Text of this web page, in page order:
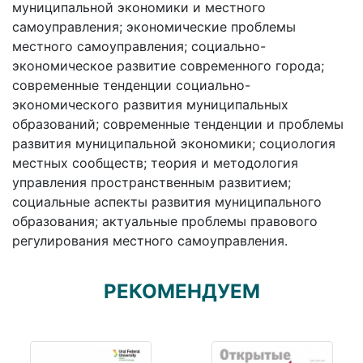
муниципальной экономики и местного
самоуправления; экономические проблемы
местного самоуправления; социально-
экономическое развитие современного города;
современные тенденции социально-
экономического развития муниципальных
образований; современные тенденции и проблемы
развития муниципальной экономики; социология
местных сообществ; теория и методология
управления пространственным развитием;
социальные аспекты развития муниципального
образования; актуальные проблемы правового
регулирования местного самоуправления.
РЕКОМЕНДУЕМ